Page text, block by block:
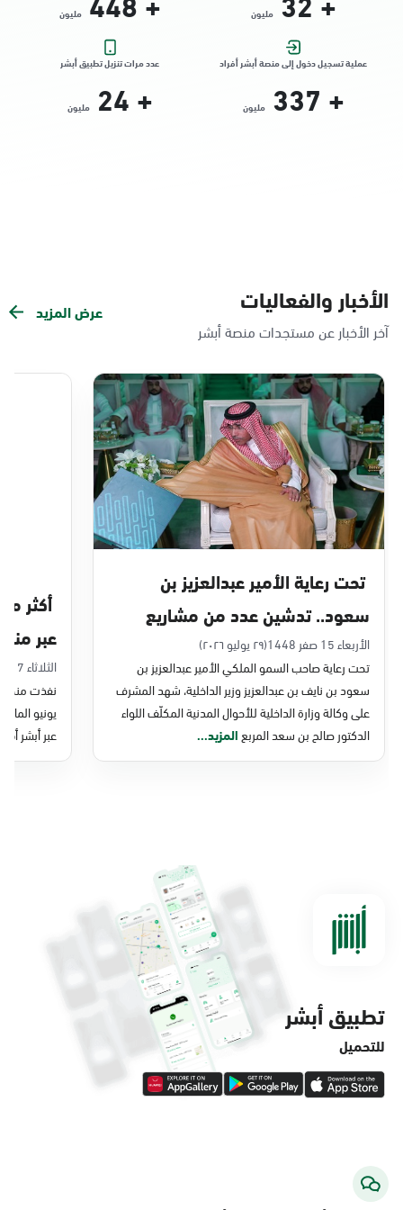
التوجه للموقع
الدمام, الدمام - الشاطئ مول
الأحد - الخميس (08:00-14:30)
الدمام, الدمام - لولو مول
الأحد - الخميس (08:00-14:30)
الدمام, الدمام - بنده حي أحد
الأحد - الخميس (08:00-14:30)
التوجه للموقع
الدمام, الدمام - الغرفة التجارية
التوجه للموقع
الدمام, الدمام - بنده - حي الشاطئ
الأحد - الخميس (08:00-14:30)
التوجه للموقع
الدمام, الدمام - بنده ضاحية الملك فهد
الدمام, الدمام - مستشفى الملك فهد
الدمام, الدمام - لولو ماركت حي الفاخرية
الأحد - الخميس (08:00-14:30)
مليون مليون
عملية تسجيل دخول إلى منصة أبشر أفراد
+
337 مليون
عدد مرات تنزيل تطبيق أبشر
+
24 مليون
الأخبار والفعاليات
آخر الأخبار عن مستجدات منصة أبشر
عرض المزيد
تحت رعاية الأمير عبدالعزيز بن
سعود.. تدشين عدد من مشاريع
التحول الرقمي والخدمات الإلكترونية
للأحوال المدنية
الأربعاء 15 صفر 1448
(٢٩ يوليو ٢٠٢٦)
تحت رعاية صاحب السمو الملكي الأمير عبدالعزيز بن
سعود بن نايف بن عبدالعزيز وزير الداخلية، شهد المشرف
على وكالة وزارة الداخلية للأحوال المدنية المكلّف اللواء
الدكتور صالح بن سعد المربعالمزيد...
عبر
الثلاثاء 7 صفر 1448
نفذت منصة
عبر أبشر
تطبيق أبشر
للتحميل